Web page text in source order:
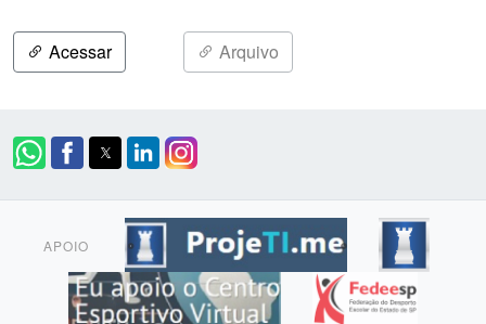
Acessar Arquivo
APOIO